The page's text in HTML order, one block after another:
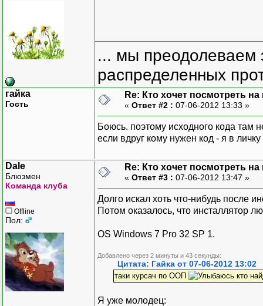
... мы преодолеваем
распределенных
гайка
Гость
Re: Кто хочет посмотреть
« Ответ #2 : 07-06-2012 13:33 »
Боюсь. поэтому исходного кода там
если вдруг кому нужен код - я в личку
Dale
Блюзмен
Команда клуба
Offline
Пол:
Re: Кто хочет посмотреть
« Ответ #3 : 07-06-2012 13:47 »
Долго искал хоть что-нибудь после
Потом оказалось, что инсталлятор
OS Windows 7 Pro 32 SP 1.
Добавлено через 2 минуты и 43 секунды:
Цитата: Гайка от 07-06-2012 13:02
таки курсач по ООП
кто
Я уже молодец: